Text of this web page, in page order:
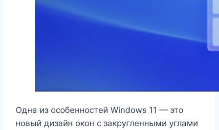
Одна из особенностей Windows 11 — это
новый дизайн окон с закругленными углами